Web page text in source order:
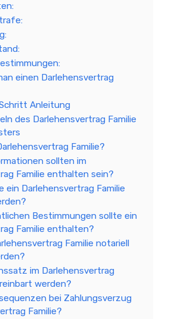
einen Darlehensvertrag
Anleitung
des Darlehensvertrag Familie
Familie?
sollten im
Familie enthalten sein?
ein Darlehensvertrag Familie
Bestimmungen sollte ein
Familie enthalten?
Familie notariell
im Darlehensvertrag
werden?
bei Zahlungsverzug
Familie?